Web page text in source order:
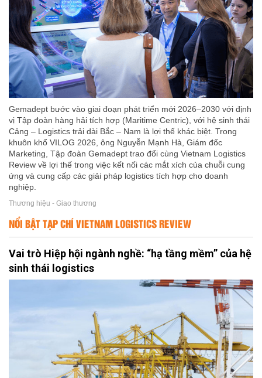
Gemadept bước vào giai đoạn phát triển mới 2026–2030 với định
vị Tập đoàn hàng hải tích hợp (Maritime Centric), với hệ sinh thái
Cảng – Logistics trải dài Bắc – Nam là lợi thế khác biệt. Trong
khuôn khổ VILOG 2026, ông Nguyễn Mạnh Hà, Giám đốc
Marketing, Tập đoàn Gemadept trao đổi cùng Vietnam Logistics
Review về lợi thế trong việc kết nối các mắt xích của chuỗi cung
ứng và cung cấp các giải pháp logistics tích hợp cho doanh
nghiệp.
Thương hiệu - Giao thương
NỔI BẬT TẠP CHÍ VIETNAM LOGISTICS REVIEW
Vai trò Hiệp hội ngành nghề: “hạ tầng mềm” của hệ
sinh thái logistics